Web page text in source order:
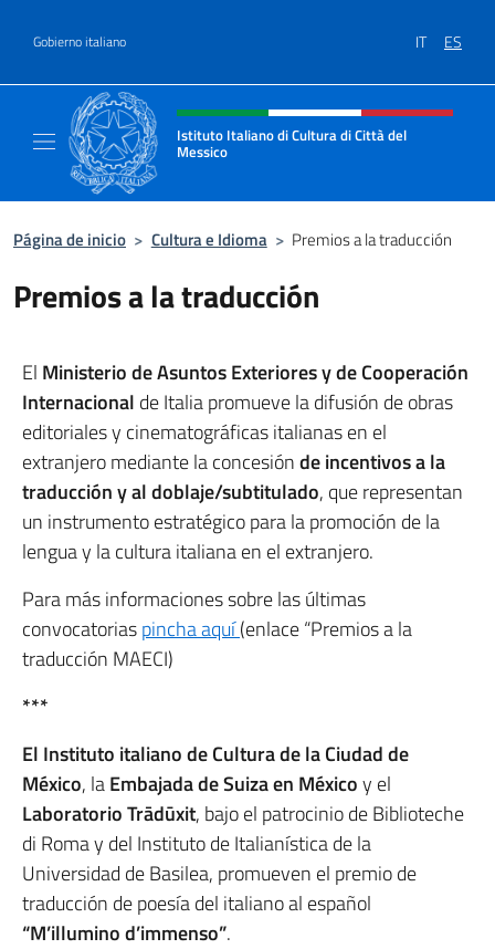
Gobierno italiano IT ES
Encabezado del sitio web,
Istituto Italiano di Cultura di Città del
Messico
Página de inicio > Cultura e Idioma > Premios a la traducción
Premios a la traducción
El Ministerio de Asuntos Exteriores y de Cooperación
Internacional de Italia promueve la difusión de obras
editoriales y cinematográficas italianas en el
extranjero mediante la concesiónde incentivos a la
traducción y al doblaje/subtitulado, que representan
un instrumento estratégico para la promoción de la
lengua y la cultura italiana en el extranjero.
Para más informaciones sobre las últimas
convocatoriaspincha aquí(enlace “Premios a la
traducción MAECI)
***
El Instituto italiano de Cultura de la Ciudad de
México, laEmbajada de Suiza en Méxicoy el
Laboratorio Trādūxit, bajo el patrocinio de Biblioteche
di Roma y del Instituto de Italianística de la
Universidad de Basilea, promueven el premio de
traducción de poesía del italiano al español
“M’illumino d’immenso”.